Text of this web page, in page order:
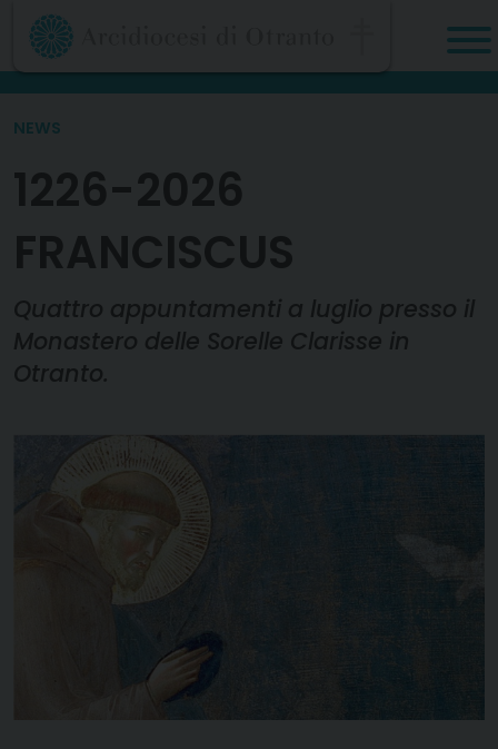
Skip
content
NEWS
1226-2026
FRANCISCUS
Quattro appuntamenti a luglio presso il
Monastero delle Sorelle Clarisse in
Otranto.